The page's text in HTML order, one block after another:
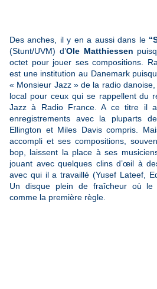
Des anches, il y en a aussi dans le
(Stunt/UVM) d’Ole Matthiessen
octet pour jouer ses compositions.
est une institution au Danemark
« Monsieur Jazz » de la radio
local pour ceux qui se rappellent du
Jazz à Radio France. A ce titre il
enregistrements avec la pluparts
Ellington et Miles Davis compris.
accompli et ses compositions,
bop, laissent la place à ses
jouant avec quelques clins d’œil à
avec qui il a travaillé (Yusef Lateef,
Un disque plein de fraîcheur où le
comme la première règle.